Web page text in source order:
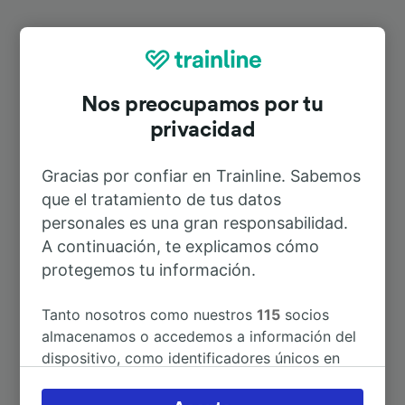
Rutas más populares desde Musiano
Pian di Macina
A Bologna Centrale 18min
A Prato Centrale
A Bolonia 7min
Nos preocupamos por tu
privacidad
Gracias por confiar en Trainline. Sabemos
que el tratamiento de tus datos
personales es una gran responsabilidad.
A continuación, te explicamos cómo
protegemos tu información.
Tanto nosotros como nuestros115 socios
almacenamos o accedemos a información del
dispositivo, como identificadores únicos en
Puedes aceptar o administrar tus preferencias